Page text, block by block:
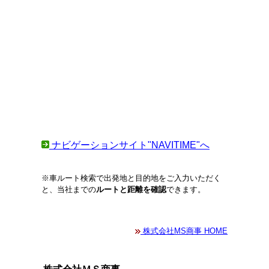
ナビゲーションサイト"NAVITIME"へ
※車ルート検索で出発地と目的地をご入力いただく
と、当社までのルートと距離を確認できます。
株式会社MS商事 HOME